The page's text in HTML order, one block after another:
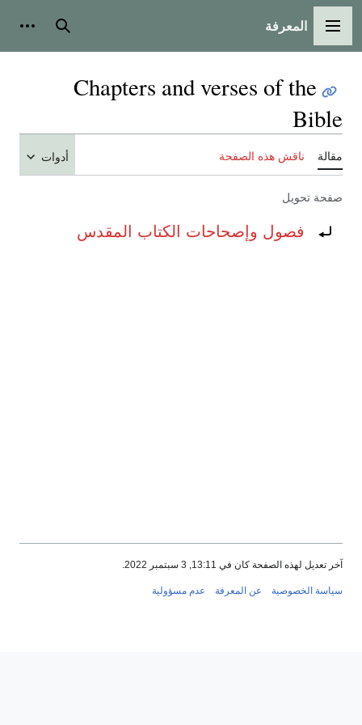
القائمة الرئيسية
المعرفة بحث
Chapters and verses of the
Bible
مقالة ناقش هذه الصفحة أدوات
صفحة تحويل
تحويل إلى:فصول وإصحاحات الكتاب المقدس
آخر تعديل لهذه الصفحة كان في 13:11, 3 سبتمبر 2022.
سياسة الخصوصية عن المعرفة عدم مسؤولية